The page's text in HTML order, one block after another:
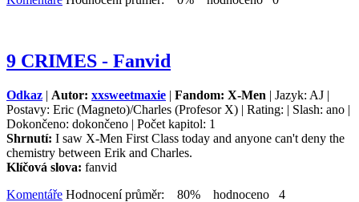
9 CRIMES - Fanvid
Odkaz | Autor: xxsweetmaxie | Fandom: X-Men | Jazyk: AJ |
Postavy: Eric (Magneto)/Charles (Profesor X) | Rating: | Slash: ano |
Dokončeno: dokončeno | Počet kapitol: 1
Shrnutí: I saw X-Men First Class today and anyone can't deny the
chemistry between Erik and Charles.
Klíčová slova: fanvid
Komentáře Hodnocení průměr: 80% hodnoceno 4